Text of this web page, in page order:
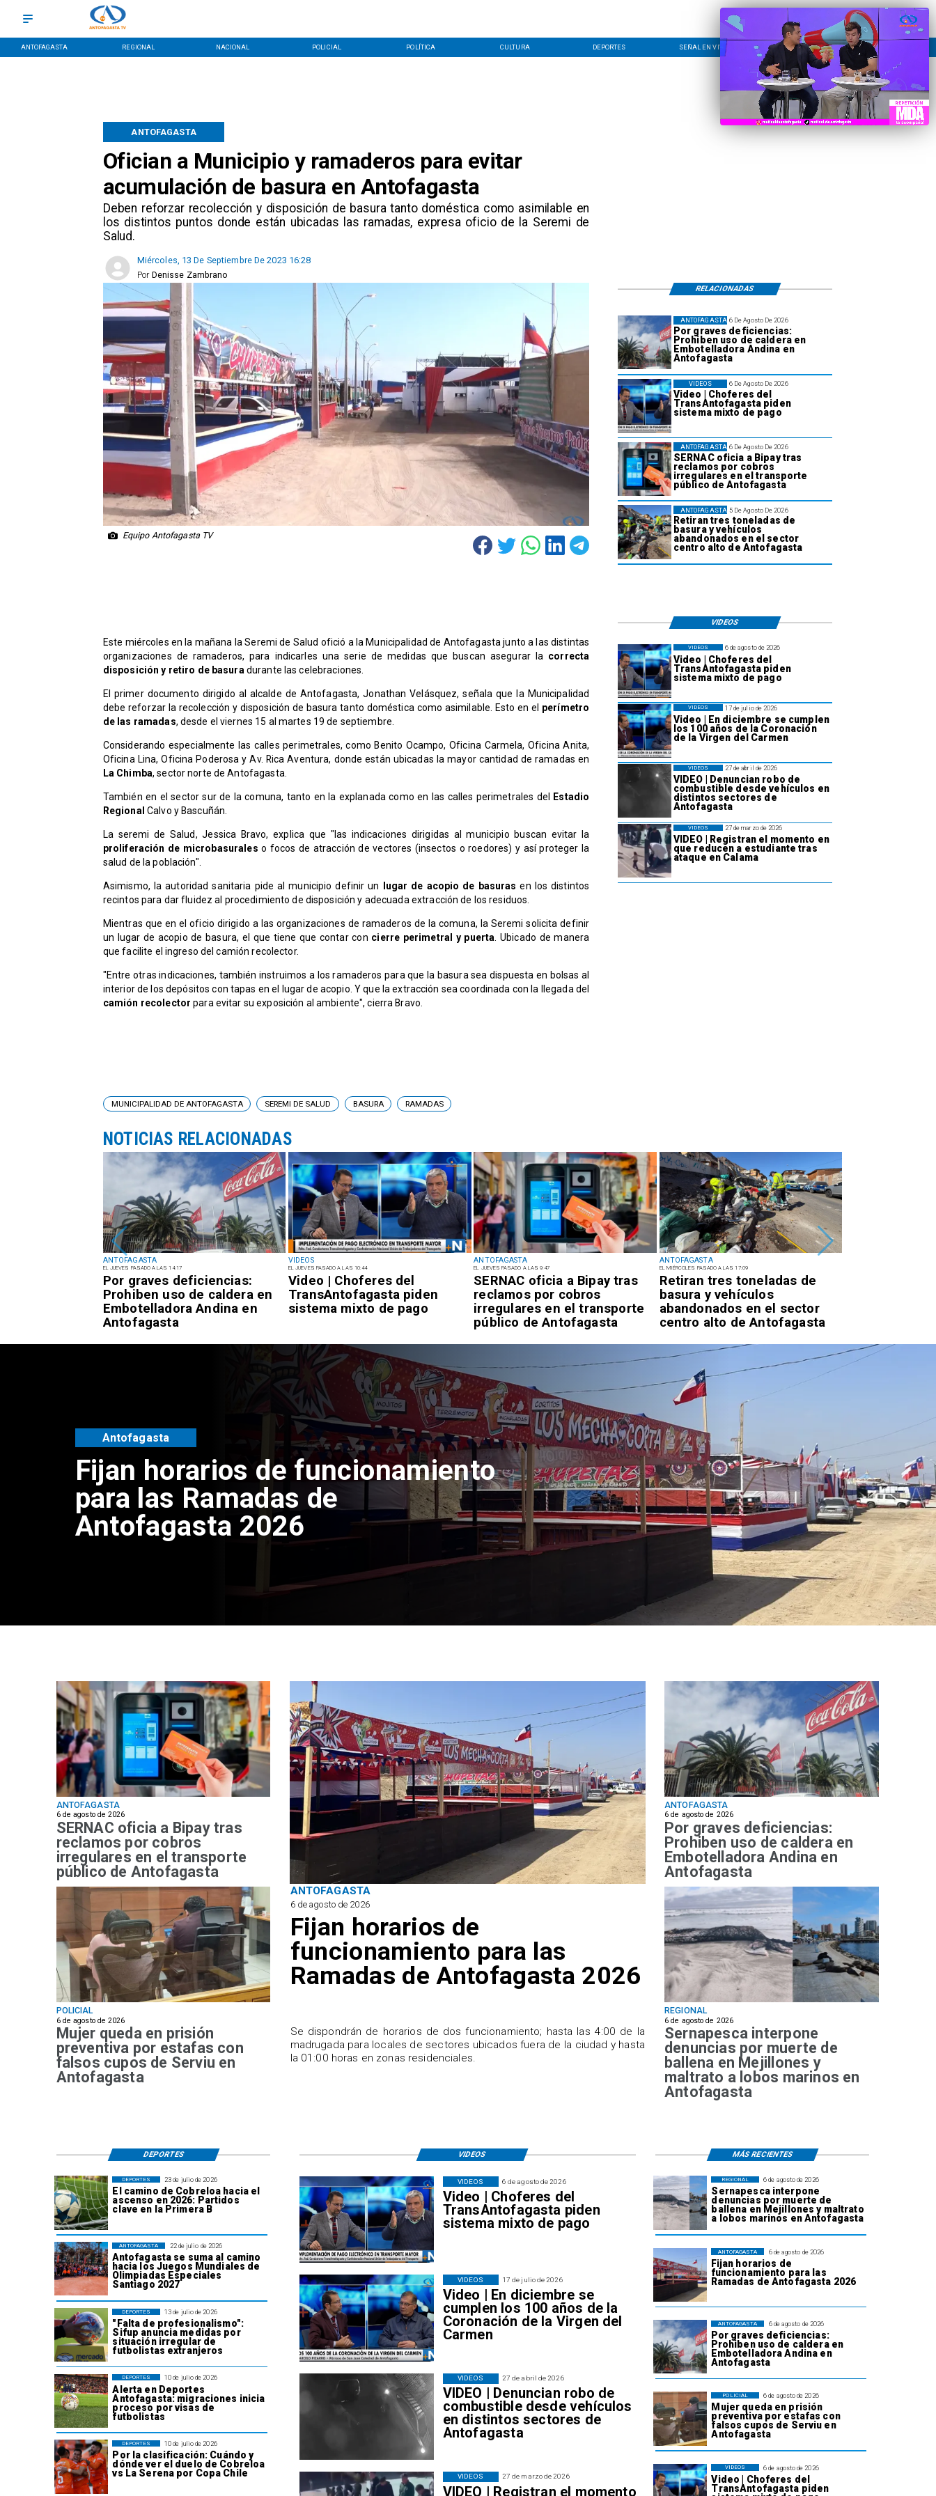
ANTOFAGASTA REGIONAL NACIONAL POLICIAL POLÍTICA CULTURA DEPORTES SEÑAL EN VIVO CONTACTO LÍNEA EDITORIAL
Ofician a Municipio y ramaderos para evitar
acumulación de basura en Antofagasta
Deben reforzar recolección y disposición de basura tanto doméstica como asimilable en
los distintos puntos donde están ubicadas las ramadas, expresa oficio de la Seremi de
Salud.
ANTOFAGASTA
Miércoles, 13 De Septiembre De 2023 16:28
Denisse Zambrano
Por
Equipo Antofagasta TV
6 De Agosto De 2026
Por graves deficiencias:
Prohiben uso de caldera en
Embotelladora Andina en
Antofagasta
ANTOFAGASTA
6 De Agosto De 2026
Video | Choferes del
TransAntofagasta piden
sistema mixto de pago
VIDEOS
6 De Agosto De 2026
SERNAC oficia a Bipay tras
reclamos por cobros
irregulares en el transporte
público de Antofagasta
ANTOFAGASTA
5 De Agosto De 2026
Retiran tres toneladas de
basura y vehículos
abandonados en el sector
centro alto de Antofagasta
ANTOFAGASTA
RELACIONADAS
Este miércoles en la mañana la Seremi de Salud ofició a la Municipalidad de Antofagasta junto a las distintas
organizaciones de ramaderos, para indicarles una serie de medidas que buscan asegurar la correcta
disposición y retiro de basuradurante las celebraciones.
El primer documento dirigido al alcalde de Antofagasta, Jonathan Velásquez, señala que la Municipalidad
debe reforzar la recolección y disposición de basura tanto doméstica como asimilable. Esto en el perímetro
de las ramadas, desde el viernes 15 al martes 19 de septiembre.
Considerando especialmente las calles perimetrales, como Benito Ocampo, Oficina Carmela, Oficina Anita,
Oficina Lina, Oficina Poderosa y Av. Rica Aventura, donde están ubicadas la mayor cantidad de ramadas en
La Chimba, sector norte de Antofagasta.
También en el sector sur de la comuna, tanto en la explanada como en las calles perimetrales del
Estadio
Regional Calvo y Bascuñán.
La seremi de Salud, Jessica Bravo, explica que "las indicaciones dirigidas al municipio buscan evitar la
proliferación de microbasurales o focos de atracción de vectores (insectos o roedores) y así proteger la
salud de la población".
Asimismo, la autoridad sanitaria pide al municipio definir un lugar de acopio de basuras en los distintos
recintos para dar fluidez al procedimiento de disposición y adecuada extracción de los residuos.
Mientras que en el oficio dirigido a las organizaciones de ramaderos de la comuna, la Seremi solicita definir
un lugar de acopio de basura, el que tiene que contar con cierre perimetral y puerta . Ubicado de manera
que facilite el ingreso del camión recolector.
"Entre otras indicaciones, también instruimos a los ramaderos para que la basura sea dispuesta en bolsas al
interior de los depósitos con tapas en el lugar de acopio. Y que la extracción sea coordinada con la llegada del
camión recolector para evitar su exposición al ambiente", cierra Bravo.
VIDEOS
6 de agosto de 2026
Video | Choferes del
TransAntofagasta piden
sistema mixto de pago
VIDEOS
17 de julio de 2026
Video | En diciembre se cumplen
los 100 años de la Coronación
de la Virgen del Carmen
VIDEOS
27 de abril de 2026
VIDEO | Denuncian robo de
combustible desde vehículos en
distintos sectores de
Antofagasta
VIDEOS
27 de marzo de 2026
VIDEO | Registran el momento en
que reducen a estudiante tras
ataque en Calama
VIDEOS
ANTOFAGASTA
EL JUEVES PASADO A LAS 14:17
Por graves deficiencias:
Prohiben uso de caldera en
Embotelladora Andina en
Antofagasta
VIDEOS
EL JUEVES PASADO A LAS 10:44
Video | Choferes del
TransAntofagasta piden
sistema mixto de pago
ANTOFAGASTA
EL JUEVES PASADO A LAS 9:47
SERNAC oficia a Bipay tras
reclamos por cobros
irregulares en el transporte
público de Antofagasta
ANTOFAGASTA
EL MIÉRCOLES PASADO A LAS 17:09
Retiran tres toneladas de
basura y vehículos
abandonados en el sector
centro alto de Antofagasta
MUNICIPALIDAD DE ANTOFAGASTA SEREMI DE SALUD BASURA RAMADAS
NOTICIAS RELACIONADAS
Fijan horarios de funcionamiento
para las Ramadas de
Antofagasta 2026
Antofagasta
ANTOFAGASTA
6 de agosto de 2026
SERNAC oficia a Bipay tras
reclamos por cobros
irregulares en el transporte
público de Antofagasta
ANTOFAGASTA
6 de agosto de 2026
Fijan horarios de
funcionamiento para las
Ramadas de Antofagasta 2026
Se dispondrán de horarios de dos funcionamiento; hasta las 4:00 de la
madrugada para locales de sectores ubicados fuera de la ciudad y hasta
la 01:00 horas en zonas residenciales.
POLICIAL
6 de agosto de 2026
Mujer queda en prisión
preventiva por estafas con
falsos cupos de Serviu en
Antofagasta
ANTOFAGASTA
6 de agosto de 2026
Por graves deficiencias:
Prohiben uso de caldera en
Embotelladora Andina en
Antofagasta
REGIONAL
6 de agosto de 2026
Sernapesca interpone
denuncias por muerte de
ballena en Mejillones y
maltrato a lobos marinos en
Antofagasta
6 de agosto de 2026
Sernapesca interpone
denuncias por muerte de
ballena en Mejillones y maltrato
a lobos marinos en Antofagasta
REGIONAL
6 de agosto de 2026
Fijan horarios de
funcionamiento para las
Ramadas de Antofagasta 2026
ANTOFAGASTA
6 de agosto de 2026
Por graves deficiencias:
Prohiben uso de caldera en
Embotelladora Andina en
Antofagasta
ANTOFAGASTA
6 de agosto de 2026
Mujer queda en prisión
preventiva por estafas con
falsos cupos de Serviu en
Antofagasta
POLICIAL
6 de agosto de 2026
Video | Choferes del
TransAntofagasta piden
VIDEOS
23 de julio de 2026
El camino de Cobreloa hacia el
ascenso en 2026: Partidos
clave en la Primera B
DEPORTES
22 de julio de 2026
Antofagasta se suma al camino
hacia los Juegos Mundiales de
Olimpiadas Especiales
Santiago 2027
ANTOFAGASTA
13 de julio de 2026
"Falta de profesionalismo":
Sifup anuncia medidas por
situación irregular de
futbolistas extranjeros
DEPORTES
10 de julio de 2026
Alerta en Deportes
Antofagasta: migraciones inicia
proceso por visas de
futbolistas
DEPORTES
10 de julio de 2026
Por la clasificación: Cuándo y
dónde ver el duelo de Cobreloa
vs La Serena por Copa Chile
DEPORTES
6 de agosto de 2026
Video | Choferes del
TransAntofagasta piden
sistema mixto de pago
VIDEOS
17 de julio de 2026
Video | En diciembre se
cumplen los 100 años de la
Coronación de la Virgen del
Carmen
VIDEOS
27 de abril de 2026
VIDEO | Denuncian robo de
combustible desde vehículos
en distintos sectores de
Antofagasta
VIDEOS
27 de marzo de 2026
VIDEO | Registran el momento
VIDEOS
VIDEOS
DEPORTES MÁS RECIENTES